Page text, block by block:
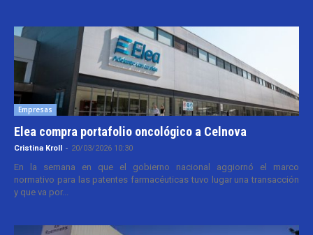
Empresas
Elea compra portafolio oncológico a Celnova
Cristina Kroll - 20/03/2026 10:30
En la semana en que el gobierno nacional aggiornó el marco
normativo para las patentes farmacéuticas tuvo lugar una transacción
y que va por...